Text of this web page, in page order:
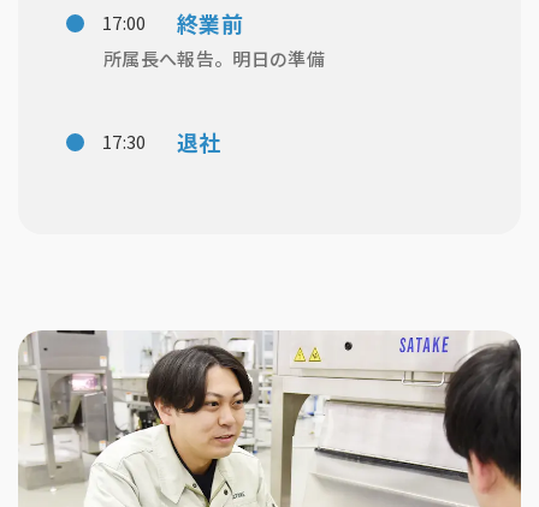
17:00 終業前
所属長へ報告。明日の準備
17:30 退社